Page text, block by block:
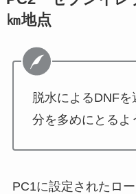
㎞地点
脱水によるDNF
分を多めにとるよ
PC1に設定されたロ